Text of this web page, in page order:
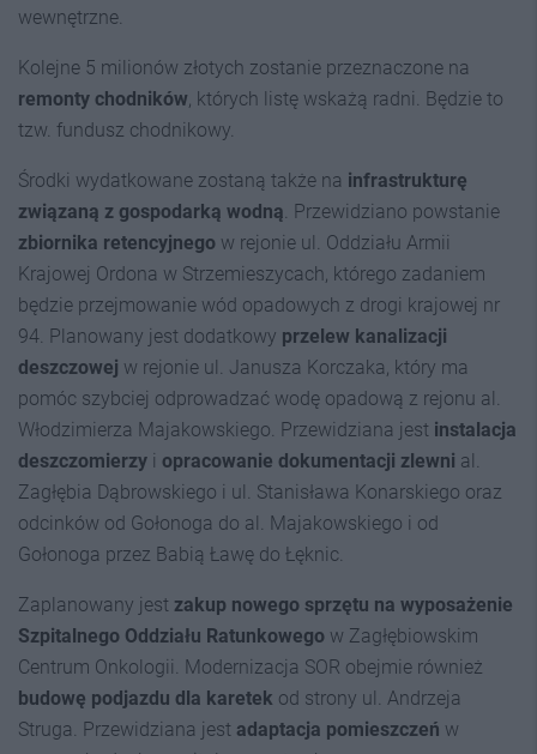
wewnętrzne.
Kolejne 5 milionów złotych zostanie przeznaczone na
remonty chodników, których listę wskażą radni. Będzie to
tzw. fundusz chodnikowy.
Środki wydatkowane zostaną także na infrastrukturę
związaną z gospodarką wodną. Przewidziano powstanie
zbiornika retencyjnego w rejonie ul. Oddziału Armii
Krajowej Ordona w Strzemieszycach, którego zadaniem
będzie przejmowanie wód opadowych z drogi krajowej nr
94. Planowany jest dodatkowy przelew kanalizacji
deszczowej w rejonie ul. Janusza Korczaka, który ma
pomóc szybciej odprowadzać wodę opadową z rejonu al.
Włodzimierza Majakowskiego. Przewidziana jest instalacja
deszczomierzy i opracowanie dokumentacji zlewni al.
Zagłębia Dąbrowskiego i ul. Stanisława Konarskiego oraz
odcinków od Gołonoga do al. Majakowskiego i od
Gołonoga przez Babią Ławę do Łęknic.
Zaplanowany jest zakup nowego sprzętu na wyposażenie
Szpitalnego Oddziału Ratunkowego w Zagłębiowskim
Centrum Onkologii. Modernizacja SOR obejmie również
budowę podjazdu dla karetek od strony ul. Andrzeja
Struga. Przewidziana jest adaptacja pomieszczeń w